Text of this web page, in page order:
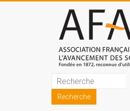
Association
française